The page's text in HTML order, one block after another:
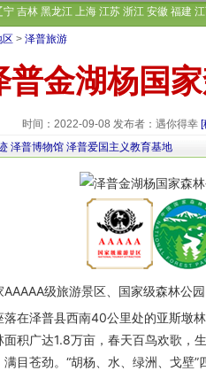
宁 吉林 黑龙江 上海 江苏 浙江 安徽 福建
区 > 泽普旅游
普金湖杨国
时间：2022-09-08 发布者：遇你得幸
泽普博物馆 泽普爱国主义教育基地
级旅游景区、国家级森林公园
泽普县西南40公里处的亚斯墩林
积广达1.8万亩，春天百鸟欢歌，
目苍劲。“胡杨、水、绿洲、戈壁